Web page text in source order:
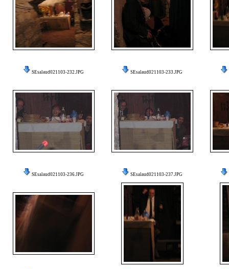
SEsalaud021103-232.JPG SEsalaud021103-233.JPG
SEsalaud021103-236.JPG SEsalaud021103-237.JPG